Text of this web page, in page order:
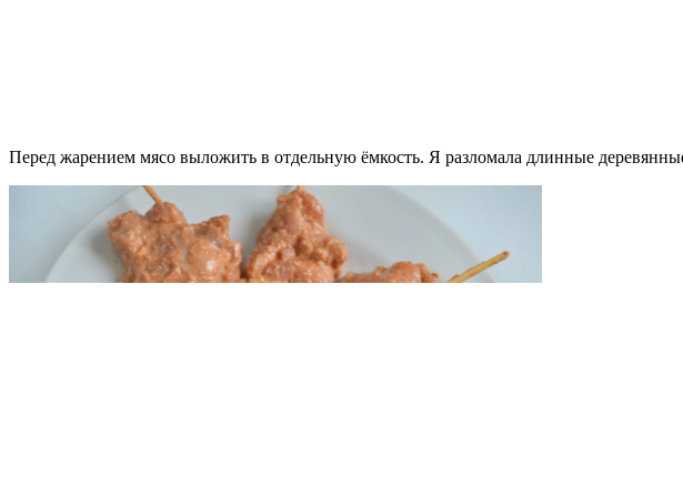
Перед жарением мясо выложить в отдельную ёмкость. Я разломала длинные